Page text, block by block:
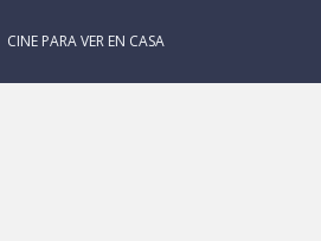
CINE PARA VER EN CASA